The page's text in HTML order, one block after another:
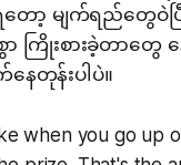
ော့ မျက်ရည်တွေဝဲပ
းစွာ ကြိုးစားခဲ့တာတွ
ေတုန်းပါပဲ။
when you go up